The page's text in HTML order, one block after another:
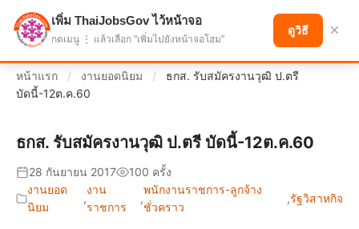
แบ่งปันโอกาส เพื่ออนาคตที่ก้าวหน้า
หน้าแรก / งานยอดนิยม /
ธกส. รับสมัครงานวุฒิ ป.ตรี
บัดนี้-12ต.ค.60
ธกส. รับสมัครงานวุฒิ ป.ตรี บัดนี้-12ต.ค.60
28 กันยายน 2017
100 ครั้ง
งานยอด
นิยม
,
งาน
ราชการ
,
พนักงานราชการ-ลูกจ้าง
ชั่วคราว
,รัฐวิสาหกิจ
เพิ่ม ThaiJobsGov ไว้หน้าจอ
กดเมนู ⋮ แล้วเลือก "เพิ่มไปยังหน้าจอโฮม"
ดูวิธี ×